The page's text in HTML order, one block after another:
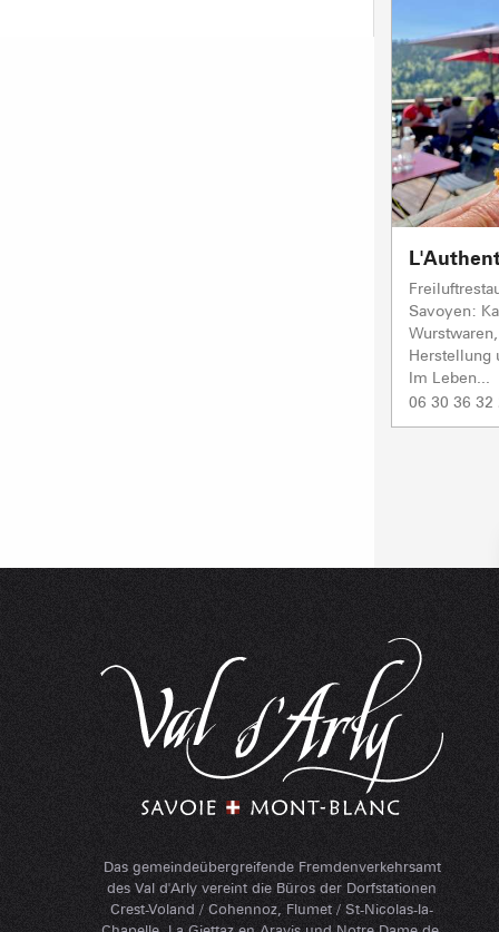
Savoyen:
Herstellung
Im Leben...
06 30 36 32
Das gemeindeübergreifende Fremdenverkehrsamt
des Val d'Arly vereint die Büros der Dorfstationen
Crest-Voland / Cohennoz, Flumet / St-Nicolas-la-